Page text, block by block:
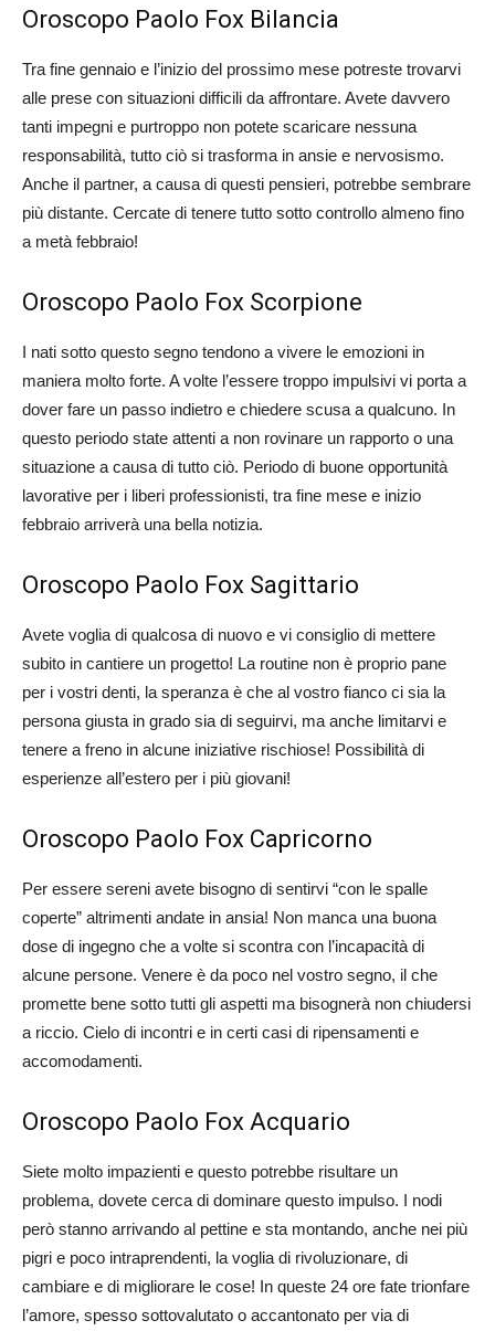
Oroscopo Paolo Fox Bilancia
Tra fine gennaio e l’inizio del prossimo mese potreste trovarvi
alle prese con situazioni difficili da affrontare. Avete davvero
tanti impegni e purtroppo non potete scaricare nessuna
responsabilità, tutto ciò si trasforma in ansie e nervosismo.
Anche il partner, a causa di questi pensieri, potrebbe sembrare
più distante. Cercate di tenere tutto sotto controllo almeno fino
a metà febbraio!
Oroscopo Paolo Fox Scorpione
I nati sotto questo segno tendono a vivere le emozioni in
maniera molto forte. A volte l’essere troppo impulsivi vi porta a
dover fare un passo indietro e chiedere scusa a qualcuno. In
questo periodo state attenti a non rovinare un rapporto o una
situazione a causa di tutto ciò. Periodo di buone opportunità
lavorative per i liberi professionisti, tra fine mese e inizio
febbraio arriverà una bella notizia.
Oroscopo Paolo Fox Sagittario
Avete voglia di qualcosa di nuovo e vi consiglio di mettere
subito in cantiere un progetto! La routine non è proprio pane
per i vostri denti, la speranza è che al vostro fianco ci sia la
persona giusta in grado sia di seguirvi, ma anche limitarvi e
tenere a freno in alcune iniziative rischiose! Possibilità di
esperienze all’estero per i più giovani!
Oroscopo Paolo Fox Capricorno
Per essere sereni avete bisogno di sentirvi “con le spalle
coperte” altrimenti andate in ansia! Non manca una buona
dose di ingegno che a volte si scontra con l’incapacità di
alcune persone. Venere è da poco nel vostro segno, il che
promette bene sotto tutti gli aspetti ma bisognerà non chiudersi
a riccio. Cielo di incontri e in certi casi di ripensamenti e
accomodamenti.
Oroscopo Paolo Fox Acquario
Siete molto impazienti e questo potrebbe risultare un
problema, dovete cerca di dominare questo impulso. I nodi
però stanno arrivando al pettine e sta montando, anche nei più
pigri e poco intraprendenti, la voglia di rivoluzionare, di
cambiare e di migliorare le cose! In queste 24 ore fate trionfare
l’amore, spesso sottovalutato o accantonato per via di